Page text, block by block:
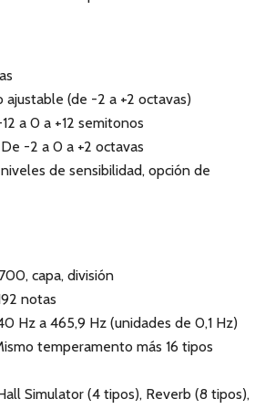
ajustable (de -2 a +2 octavas)
a 0 a +12 semitonos
-2 a 0 a +2 octavas
de sensibilidad, opción de
capa, división
notas
Hz a 465,9 Hz (unidades de 0,1 Hz)
temperamento más 16 tipos
Simulator (4 tipos), Reverb (8 tipos),